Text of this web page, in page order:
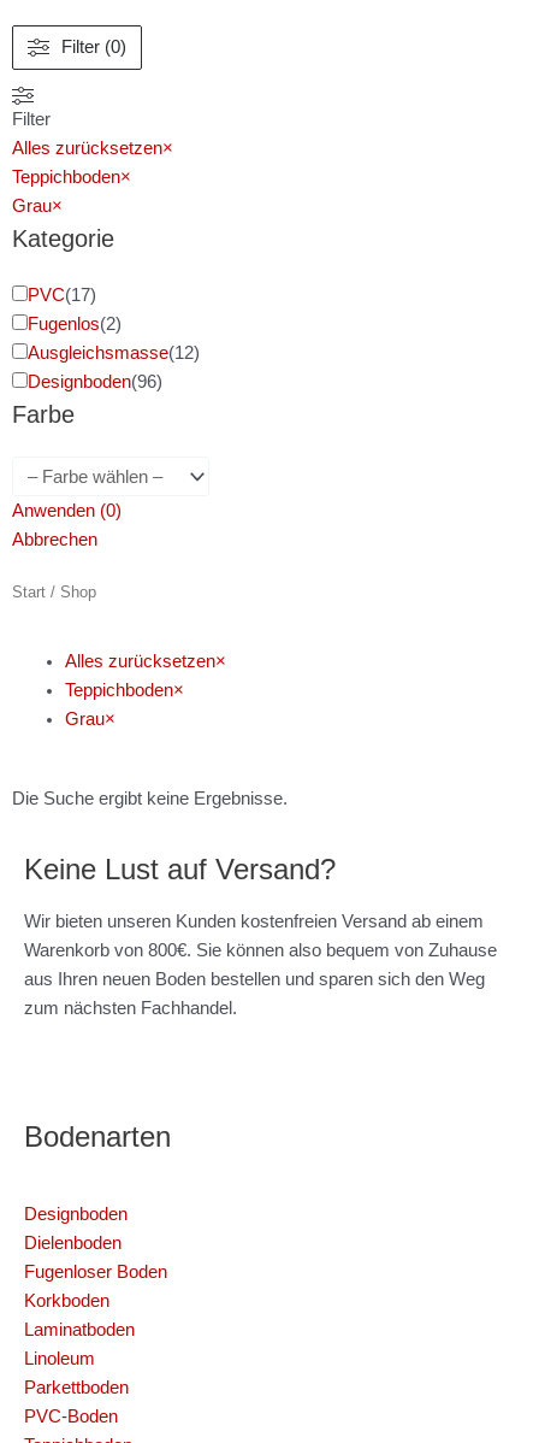
Filter (0)
Filter
Alles zurücksetzen×
Teppichboden×
Grau×
Kategorie
PVC(17)
Fugenlos(2)
Ausgleichsmasse(12)
Designboden(96)
Farbe
Anwenden (0)
Abbrechen
Start / Shop
Alles zurücksetzen×
Teppichboden×
Grau×
Die Suche ergibt keine Ergebnisse.
Keine Lust auf Versand?
Wir bieten unseren Kunden kostenfreien Versand ab einem
Warenkorb von 800€. Sie können also bequem von Zuhause
aus Ihren neuen Boden bestellen und sparen sich den Weg
zum nächsten Fachhandel.
Bodenarten
Designboden
Dielenboden
Fugenloser Boden
Korkboden
Laminatboden
Linoleum
Parkettboden
PVC-Boden